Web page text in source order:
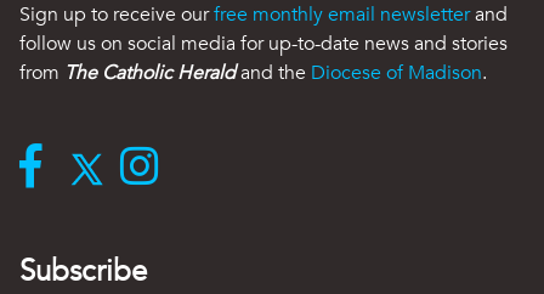
Sign up to receive ourfree monthly email newsletterand
follow us on social media for up-to-date news and stories
from The Catholic Heraldand the Diocese of Madison.
Subscribe